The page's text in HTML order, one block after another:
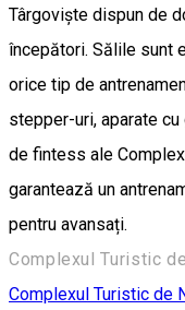
Târgoviște dispun de
începători. Sălile sunt
orice tip de
stepper-uri, aparate
de fintess ale
garantează un
pentru avansați.
Complexul Turistic de